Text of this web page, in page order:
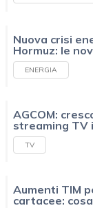
Nuova crisi
Hormuz: le
ENERGIA
AGCOM:
streaming TV
TV
Aumenti TIM
cartacee: